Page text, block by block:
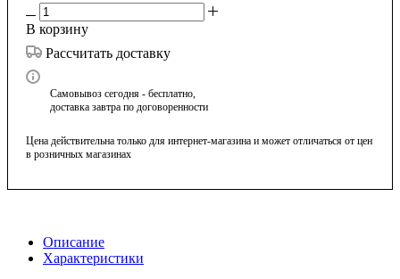
В корзину
Рассчитать доставку
Самовывоз сегодня - бесплатно,
доставка завтра по договоренности
Цена действительна только для интернет-магазина и может отличаться от цен
в розничных магазинах
Описание
Характеристики